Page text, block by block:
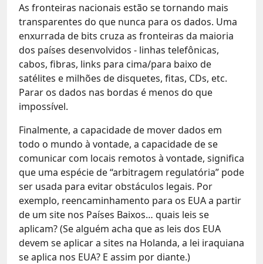
As fronteiras nacionais estão se tornando mais
transparentes do que nunca para os dados. Uma
enxurrada de bits cruza as fronteiras da maioria
dos países desenvolvidos - linhas telefônicas,
cabos, fibras, links para cima/para baixo de
satélites e milhões de disquetes, fitas, CDs, etc.
Parar os dados nas bordas é menos do que
impossível.
Finalmente, a capacidade de mover dados em
todo o mundo à vontade, a capacidade de se
comunicar com locais remotos à vontade, significa
que uma espécie de “arbitragem regulatória” pode
ser usada para evitar obstáculos legais. Por
exemplo, reencaminhamento para os EUA a partir
de um site nos Países Baixos… quais leis se
aplicam? (Se alguém acha que as leis dos EUA
devem se aplicar a sites na Holanda, a lei iraquiana
se aplica nos EUA? E assim por diante.)